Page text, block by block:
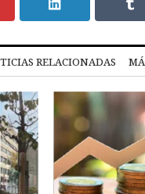
RELACIONADAS